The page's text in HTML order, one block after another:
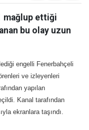
mağlup ettiği
bu olay uzun
engelli Fenerbahçeli
ve izleyenleri
yapılan
Kanal tarafından
ekranlara taşındı.